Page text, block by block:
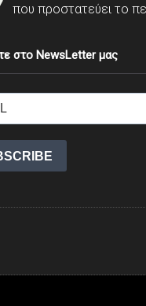
που προστατεύει το
στο NewsLetter μας